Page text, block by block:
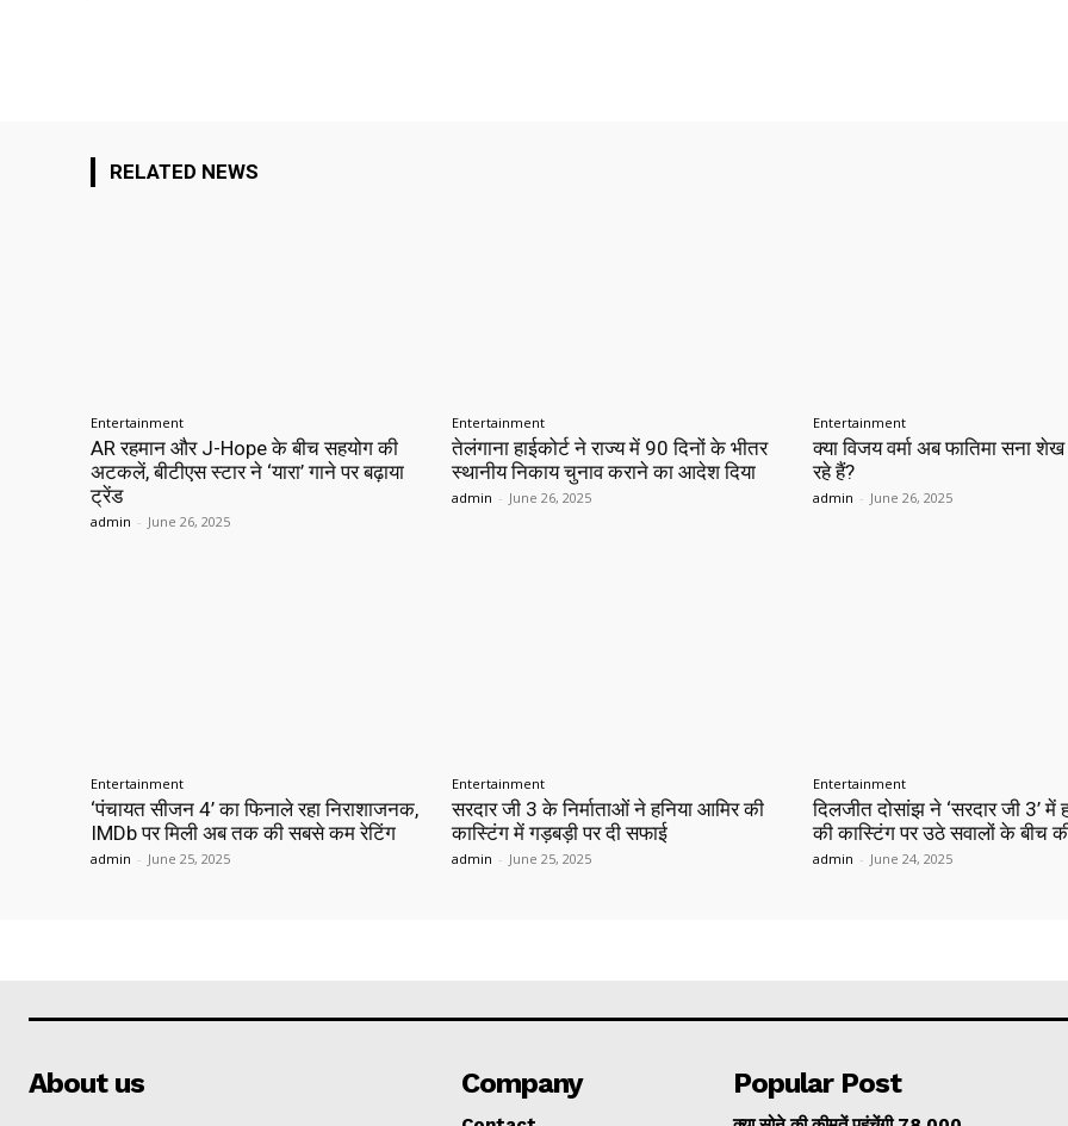
RELATED NEWS
Entertainment
AR रहमान और J-Hope के बीच सहयोग की
अटकलें, बीटीएस स्टार ने ‘यारा’ गाने पर बढ़ाया
ट्रेंड
admin - June 26, 2025
Entertainment
तेलंगाना हाईकोर्ट ने राज्य में 90 दिनों के भीतर
स्थानीय निकाय चुनाव कराने का आदेश दिया
admin - June 26, 2025
Entertainment
क्या विजय वर्मा अब फातिमा सना
रहे हैं?
admin - June 26, 2025
Entertainment
‘पंचायत सीजन 4’ का फिनाले रहा निराशाजनक,
IMDb पर मिली अब तक की सबसे कम रेटिंग
admin - June 25, 2025
Entertainment
सरदार जी 3 के निर्माताओं ने हनिया आमिर की
कास्टिंग में गड़बड़ी पर दी सफाई
admin - June 25, 2025
Entertainment
दिलजीत दोसांझ ने ‘सरदार जी 3’ में
की कास्टिंग पर उठे सवालों के बीच
admin - June 24, 2025
About us Company Popular Post